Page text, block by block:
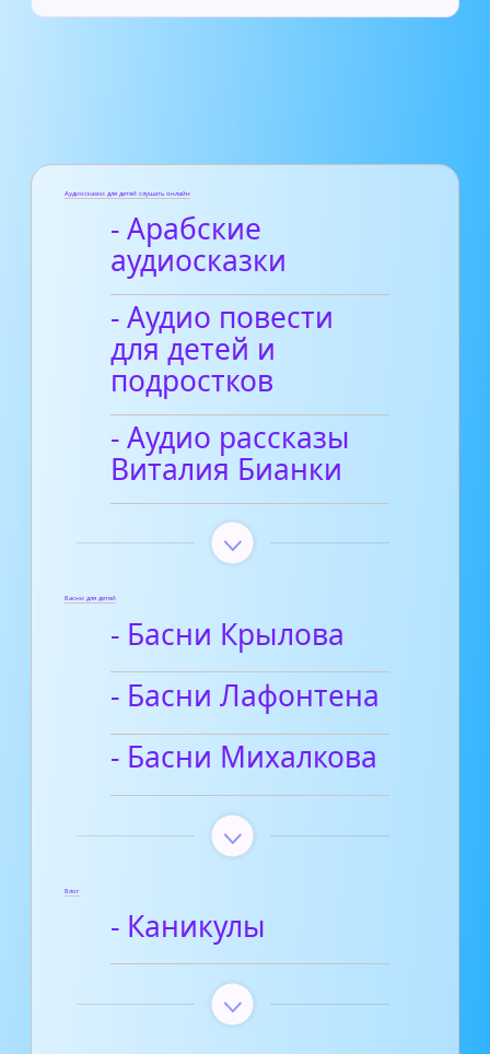
Аудиосказки для детей слушать онлайн
- Арабские
аудиосказки
- Аудио повести
для детей и
подростков
- Аудио рассказы
Виталия Бианки
Басни для детей
- Басни Крылова
- Басни Лафонтена
- Басни Михалкова
Блог
- Каникулы